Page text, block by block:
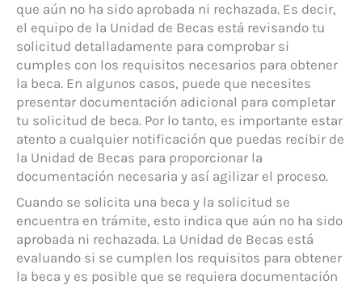
que aún no ha sido aprobada ni rechazada. Es decir,
el equipo de la Unidad de Becas está revisando tu
solicitud detalladamente para comprobar si
cumples con los requisitos necesarios para obtener
la beca. En algunos casos, puede que necesites
presentar documentación adicional para completar
tu solicitud de beca. Por lo tanto, es importante estar
atento a cualquier notificación que puedas recibir de
la Unidad de Becas para proporcionar la
documentación necesaria y así agilizar el proceso.
Cuando se solicita una beca y la solicitud se
encuentra en trámite, esto indica que aún no ha sido
aprobada ni rechazada. La Unidad de Becas está
evaluando si se cumplen los requisitos para obtener
la beca y es posible que se requiera documentación